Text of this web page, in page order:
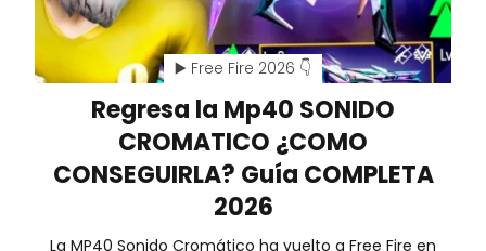
▶️ Free Fire 2026 👇
Regresa la Mp40 SONIDO
CROMATICO ¿COMO
CONSEGUIRLA? Guía COMPLETA
2026
La MP40 Sonido Cromático ha vuelto a Free Fire en